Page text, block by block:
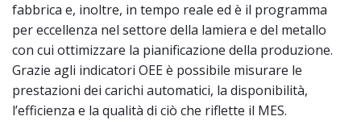
fabbrica e, inoltre, in tempo reale ed è il programma
per eccellenza nel settore della lamiera e del metallo
con cui ottimizzare la pianificazione della produzione.
Grazie agli indicatori OEE è possibile misurare le
prestazioni dei carichi automatici, la disponibilità,
l’efficienza e la qualità di ciò che riflette il MES.